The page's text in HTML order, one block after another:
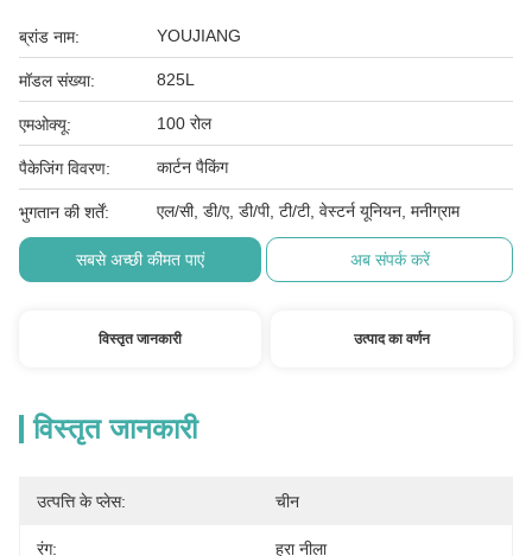
ब्रांड नाम: YOUJIANG
मॉडल संख्या: 825L
एमओक्यू: 100 रोल
पैकेजिंग विवरण: कार्टन पैकिंग
भुगतान की शर्तें: एल/सी, डी/ए, डी/पी, टी/टी, वेस्टर्न यूनियन, मनीग्राम
सबसे अच्छी कीमत पाएं अब संपर्क करें
विस्तृत जानकारी उत्पाद का वर्णन
विस्तृत जानकारी
उत्पत्ति के प्लेस: चीन
रंग: हरा नीला